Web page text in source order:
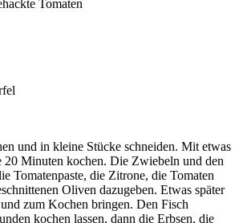
Tomaten
und in kleine Stücke schneiden. Mit etwas
20 Minuten kochen. Die Zwiebeln und den
Tomatenpaste, die Zitrone, die Tomaten
Oliven dazugeben. Etwas später
zum Kochen bringen. Den Fisch
kochen lassen, dann die Erbsen, die